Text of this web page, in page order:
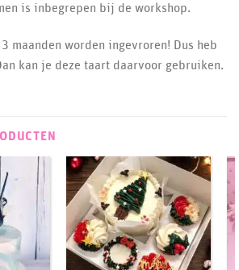
is inbegrepen bij de workshop.
maanden worden ingevroren! Dus heb
kan je deze taart daarvoor gebruiken.